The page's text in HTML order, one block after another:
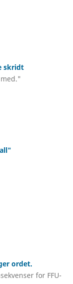
skridt
ordet.
for FFU-